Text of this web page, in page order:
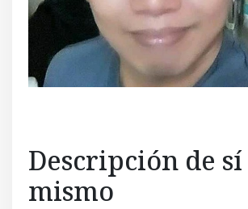
Descripción de sí
mismo